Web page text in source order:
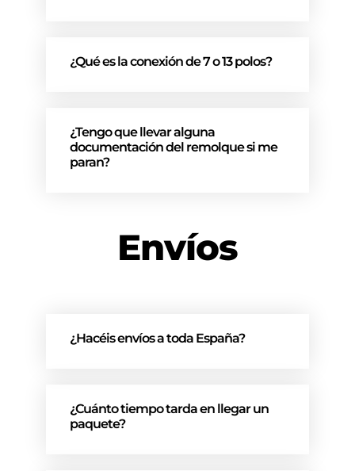
¿Qué es la conexión de 7 o 13 polos?
¿Tengo que llevar alguna
documentación del remolque si me
paran?
Envíos
¿Hacéis envíos a toda España?
¿Cuánto tiempo tarda en llegar un
paquete?